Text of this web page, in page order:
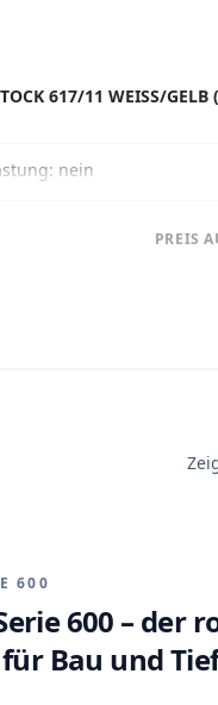
617/11 WEISS/GELB
nein
PREIS
600
600 – der
Bau und